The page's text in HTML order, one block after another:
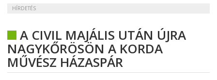
HÍRDETÉS
A CIVIL MAJÁLIS UTÁN ÚJRA
NAGYKŐRÖSÖN A KORDA
MŰVÉSZ HÁZASPÁR